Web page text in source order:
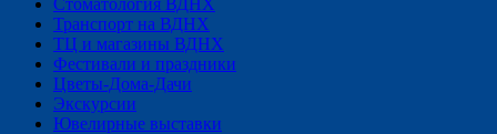
Стоматология ВДНХ
Транспорт на ВДНХ
ТЦ и магазины ВДНХ
Фестивали и праздники
Цветы-Дома-Дачи
Экскурсии
Ювелирные выставки